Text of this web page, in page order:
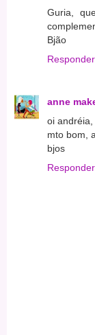
Guria,
Bjão
Responder
anne
oi andréia,
mto bom,
bjos
Responder